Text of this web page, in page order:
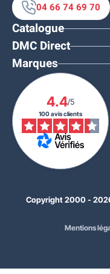
15,00 €
04 66 74 69 70
Catalogue
DMC Direct
Marques
4.4/5
100 avis clients
Copyright 2000 -
Mentions